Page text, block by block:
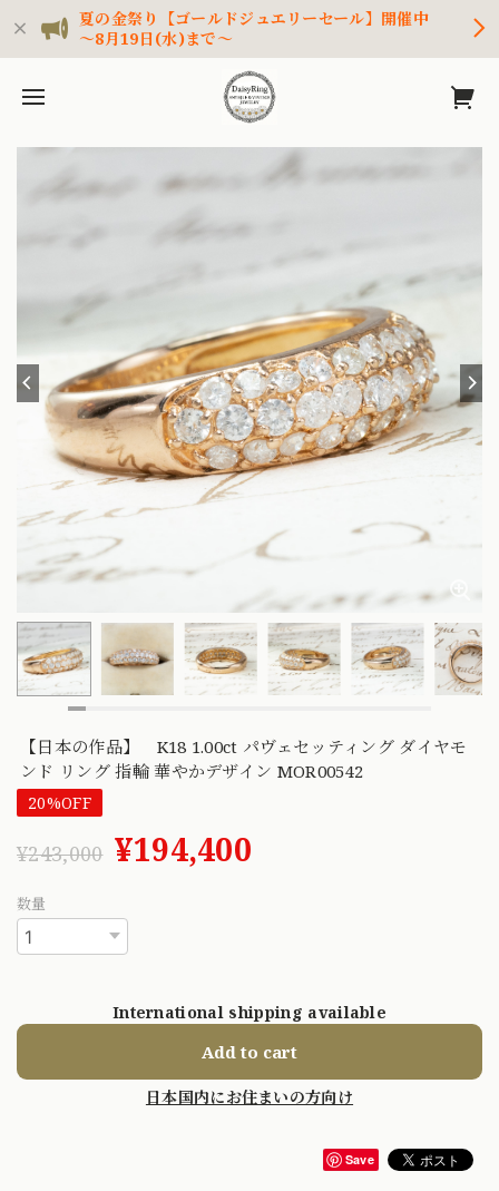
夏の金祭り【ゴールドジュエリーセール】開催中
～8月19日(水)まで～
【日本の作品】 K18 1.00ct パヴェセッティング ダイヤモ
ンド リング 指輪 華やかデザイン MOR00542
20%OFF
¥243,000 ¥194,400
数量
International shipping available
Add to cart
日本国内にお住まいの方向け
Save